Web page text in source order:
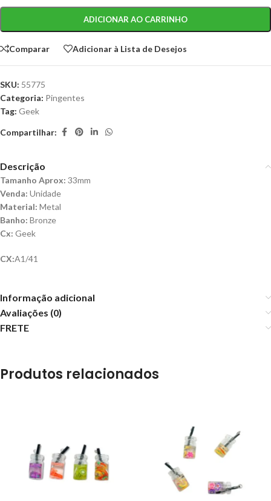
ADICIONAR AO CARRINHO
Comparar Adicionar à Lista de Desejos
SKU: 55775
Categoria: Pingentes
Tag: Geek
Compartilhar:
Descrição
Tamanho Aprox: 33mm
Venda: Unidade
Material: Metal
Banho: Bronze
Cx: Geek
CX:A1/41
Informação adicional
Avaliações (0)
FRETE
Produtos relacionados